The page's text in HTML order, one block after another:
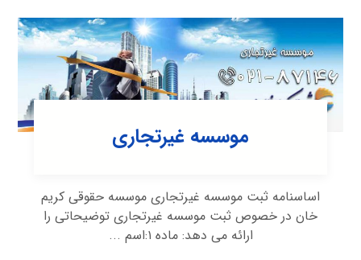
موسسه غیرتجاری
اساسنامه ثبت موسسه غیرتجاری موسسه حقوقی کریم
خان در خصوص ثبت موسسه غیرتجاری توضیحاتی را
ارائه می دهد: ماده ١:اسم ...